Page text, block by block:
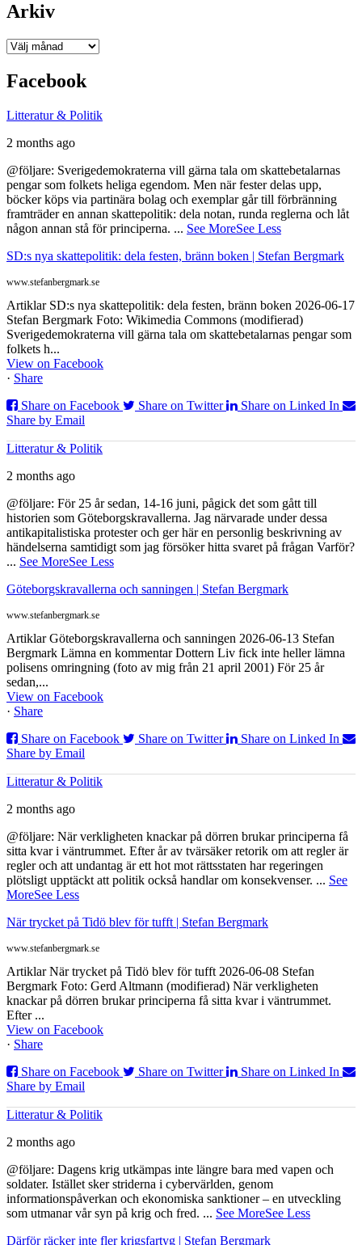
Arkiv
Arkiv
Facebook
Litteratur & Politik
2 months ago
@följare: Sverigedemokraterna vill gärna tala om skattebetalarnas
pengar som folkets heliga egendom. Men när fester delas upp,
böcker köps via partinära bolag och exemplar går till förbränning
framträder en annan skattepolitik: dela notan, runda reglerna och låt
någon annan stå för principerna. ... See MoreSee Less
SD:s nya skattepolitik: dela festen, bränn boken | Stefan Bergmark
www.stefanbergmark.se
Artiklar SD:s nya skattepolitik: dela festen, bränn boken 2026-06-17
Stefan Bergmark Foto: Wikimedia Commons (modifierad)
Sverigedemokraterna vill gärna tala om skattebetalarnas pengar som
folkets h...
View on Facebook
· Share
Share on Facebook
Share on Twitter
Share on Linked In
Share by Email
Litteratur & Politik
2 months ago
@följare: För 25 år sedan, 14-16 juni, pågick det som gått till
historien som Göteborgskravallerna. Jag närvarade under dessa
antikapitalistiska protester och ger här en personlig beskrivning av
händelserna samtidigt som jag försöker hitta svaret på frågan Varför?
... See MoreSee Less
Göteborgskravallerna och sanningen | Stefan Bergmark
www.stefanbergmark.se
Artiklar Göteborgskravallerna och sanningen 2026-06-13 Stefan
Bergmark Lämna en kommentar Dottern Liv fick inte heller lämna
polisens omringning (foto av mig från 21 april 2001) För 25 år
sedan,...
View on Facebook
· Share
Share on Facebook
Share on Twitter
Share on Linked In
Share by Email
Litteratur & Politik
2 months ago
@följare: När verkligheten knackar på dörren brukar principerna få
sitta kvar i väntrummet. Efter år av tvärsäker retorik om att regler är
regler och att undantag är ett hot mot rättsstaten har regeringen
plötsligt upptäckt att politik också handlar om konsekvenser. ... See
MoreSee Less
När trycket på Tidö blev för tufft | Stefan Bergmark
www.stefanbergmark.se
Artiklar När trycket på Tidö blev för tufft 2026-06-08 Stefan
Bergmark Foto: Gerd Altmann (modifierad) När verkligheten
knackar på dörren brukar principerna få sitta kvar i väntrummet.
Efter ...
View on Facebook
· Share
Share on Facebook
Share on Twitter
Share on Linked In
Share by Email
Litteratur & Politik
2 months ago
@följare: Dagens krig utkämpas inte längre bara med vapen och
soldater. Istället sker striderna i cybervärlden, genom
informationspåverkan och ekonomiska sanktioner – en utveckling
som utmanar vår syn på krig och fred. ... See MoreSee Less
Därför räcker inte fler krigsfartyg | Stefan Bergmark